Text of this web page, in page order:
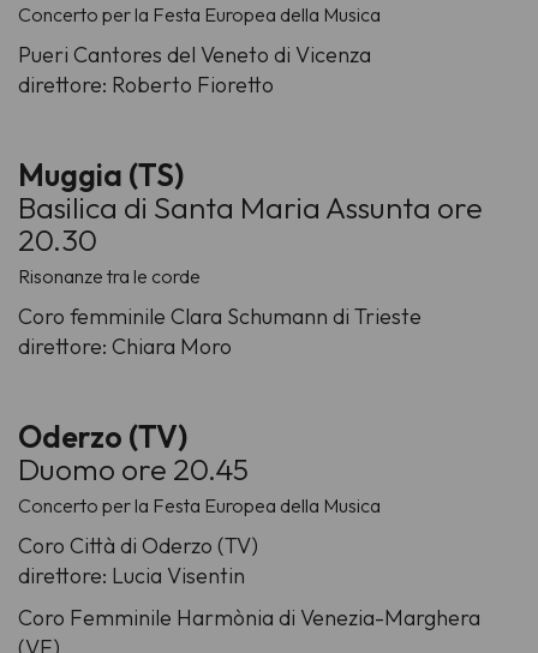
Concerto per la Festa Europea della Musica
Pueri Cantores del Veneto di Vicenza
direttore: Roberto Fioretto
Muggia (TS)
Basilica di Santa Maria Assunta ore
20.30
Risonanze tra le corde
Coro femminile Clara Schumann di Trieste
direttore: Chiara Moro
Oderzo (TV)
Duomo ore 20.45
Concerto per la Festa Europea della Musica
Coro Città di Oderzo (TV)
direttore: Lucia Visentin
Coro Femminile Harmònia di Venezia-Marghera